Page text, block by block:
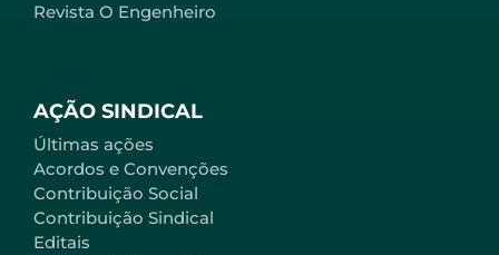
AÇÃO SINDICAL
Últimas ações
Acordos e Convenções
Contribuição Social
Contribuição Sindical
Editais
Revista O Engenheiro